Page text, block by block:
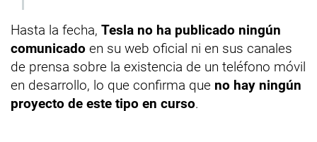
Hasta la fecha, Tesla no ha publicado ningún
comunicado en su web oficial ni en sus canales
de prensa sobre la existencia de un teléfono móvil
en desarrollo, lo que confirma que no hay ningún
proyecto de este tipo en curso.